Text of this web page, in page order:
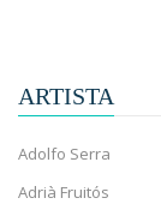
ARTISTA
Adolfo Serra
Adrià Fruitós